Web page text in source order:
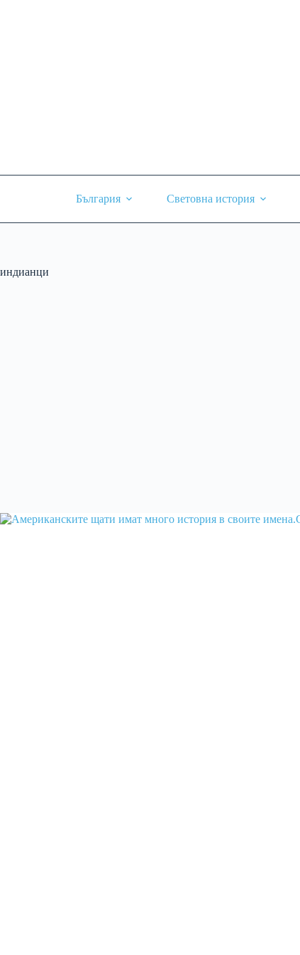
България Световна история
индианци